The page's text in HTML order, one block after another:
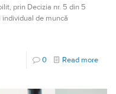
prin Decizia nr. 5 din 5
de muncă
0 Read more